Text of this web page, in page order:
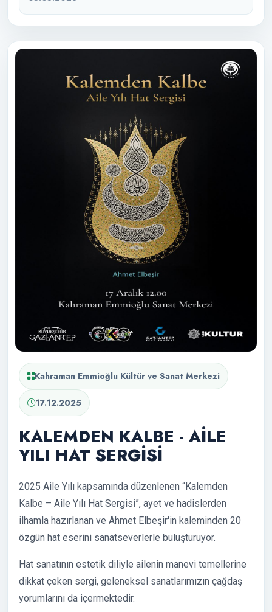
Kahraman Emmioğlu Kültür ve Sanat Merkezi
17.12.2025
KALEMDEN KALBE - AİLE
YILI HAT SERGİSİ
2025 Aile Yılı kapsamında düzenlenen “Kalemden
Kalbe – Aile Yılı Hat Sergisi”, ayet ve hadislerden
ilhamla hazırlanan ve Ahmet Elbeşir'in kaleminden 20
özgün hat eserini sanatseverlerle buluşturuyor.
Hat sanatının estetik diliyle ailenin manevi temellerine
dikkat çeken sergi, geleneksel sanatlarımızın çağdaş
yorumlarını da içermektedir.